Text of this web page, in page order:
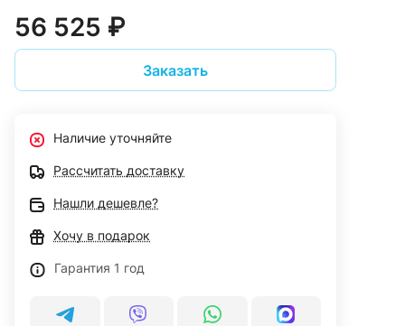
56 525 ₽
Заказать
Наличие уточняйте
Рассчитать доставку
Нашли дешевле?
Хочу в подарок
Гарантия 1 год